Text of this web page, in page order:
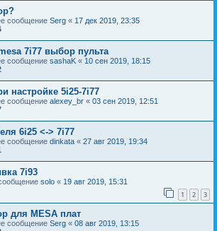
сообщение Serg « 17 дек 2019, 23:35
7i77 выбор пульта
сообщение sashaK « 10 сен 2019, 18:15
настройке 5i25-7i77
сообщение alexey_br « 03 сен 2019, 12:51
6i25 <-> 7i77
сообщение dinkata « 27 авг 2019, 19:34
7i93
solo « 19 авг 2019, 15:31
1 2 3
для MESA плат
сообщение Serg « 08 авг 2019, 13:15